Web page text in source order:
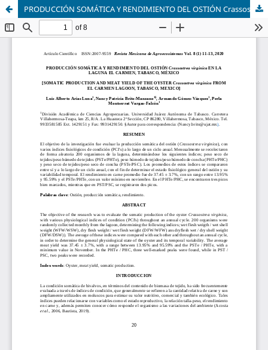
PRODUCCIÓN SOMÁTICA Y RENDIMIENTO DEL OSTIÓN Crassostrea virginica EN LA LAGUNA EL CARMEN, TABASCO, MÉXICO